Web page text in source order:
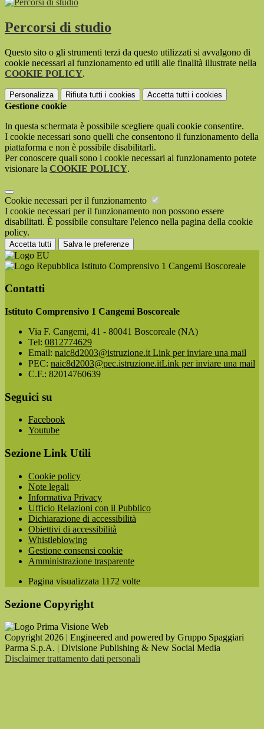
Percorsi di studio
Questo sito o gli strumenti terzi da questo utilizzati si avvalgono di
cookie necessari al funzionamento ed utili alle finalità illustrate nella
COOKIE POLICY.
Personalizza Rifiuta tutti i cookies Accetta tutti i cookies
Gestione cookie
In questa schermata è possibile scegliere quali cookie consentire.
I cookie necessari sono quelli che consentono il funzionamento della
piattaforma e non è possibile disabilitarli.
Per conoscere quali sono i cookie necessari al funzionamento potete
visionare la COOKIE POLICY.
Cookie necessari per il funzionamento
I cookie necessari per il funzionamento non possono essere
disabilitati. È possibile consultare l'elenco nella pagina della cookie
policy.
Accetta tutti Salva le preferenze
Istituto Comprensivo 1 Cangemi Boscoreale
Contatti
Istituto Comprensivo 1 Cangemi Boscoreale
Via F. Cangemi, 41 - 80041 Boscoreale (NA)
Tel: 0812774629
Email: naic8d2003@istruzione.it Link per inviare una mail
PEC: naic8d2003@pec.istruzione.itLink per inviare una mail
C.F.: 82014760639
Seguici su
Facebook
Youtube
Sezione Link Utili
Cookie policy
Note legali
Informativa Privacy
Ufficio Relazioni con il Pubblico
Dichiarazione di accessibilità
Obiettivi di accessibilità
Whistleblowing
Gestione consensi cookie
Amministrazione trasparente
Pagina visualizzata 1172 volte
Sezione Copyright
Copyright 2026 | Engineered and powered by Gruppo Spaggiari
Parma S.p.A. | Divisione Publishing & New Social Media
Disclaimer trattamento dati personali